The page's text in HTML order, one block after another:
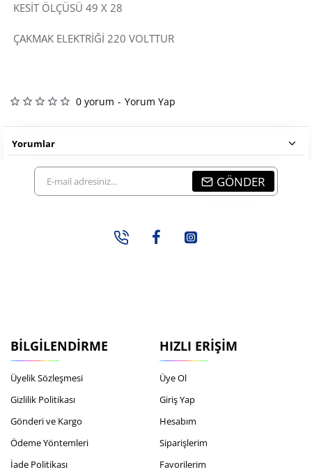
0 yorum - Yorum Yap
KESİT ÖLÇÜSÜ 49 X 28
ÇAKMAK ELEKTRİĞİ 220 VOLTTUR
Yorumlar
E-
mail
GÖNDER
BILGILENDIRME
Üyelik Sözleşmesi
Gizlilik Politikası
Gönderi ve Kargo
Ödeme Yöntemleri
İade Politikası
HIZLI ERIŞIM
Üye Ol
Giriş Yap
Hesabım
Siparişlerim
Favorilerim